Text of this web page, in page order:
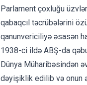
Parlament çoxluğu
qabaqcıl təcrübələrini
qanunvericiliyə əsasən
1938-ci ildə ABŞ-da
Dünya Müharibəsindən
dəyişiklik edilib və onun